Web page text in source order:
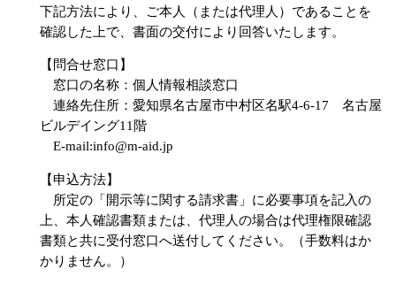
下記方法により、ご本人（または代理人）であることを
確認した上で、書面の交付により回答いたします。
【問合せ窓口】
窓口の名称：個人情報相談窓口
連絡先住所：愛知県名古屋市中村区名駅4-6-17 名古屋
ビルデイング11階
E-mail:info@m-aid.jp
【申込方法】
所定の「開示等に関する請求書」に必要事項を記入の
上、本人確認書類または、代理人の場合は代理権限確認
書類と共に受付窓口へ送付してください。（手数料はか
かりません。）